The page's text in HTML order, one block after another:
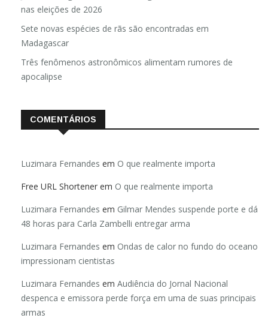
nas eleições de 2026
Sete novas espécies de rãs são encontradas em
Madagascar
Três fenômenos astronômicos alimentam rumores de
apocalipse
COMENTÁRIOS
Luzimara Fernandes em O que realmente importa
Free URL Shortener em O que realmente importa
Luzimara Fernandes em Gilmar Mendes suspende porte e dá
48 horas para Carla Zambelli entregar arma
Luzimara Fernandes em Ondas de calor no fundo do oceano
impressionam cientistas
Luzimara Fernandes em Audiência do Jornal Nacional
despenca e emissora perde força em uma de suas principais
armas